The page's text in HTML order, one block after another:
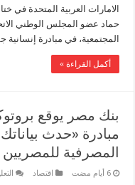
الامارات العربية المتحدة في
حماد عضو المجلس الوطني
المجتمعية، في مبادرة
أكمل القراءة »
بنك مصر يوقع
مبادرة «حدث
المصرفية للمصريين
‏6 أيام مضت اقتصاد